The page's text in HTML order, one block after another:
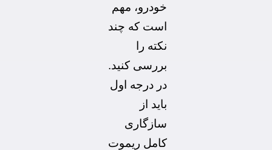
خودرو، مهم
است که چند
نکته را
بررسی کنید.
در درجه اول
باید از
سازگاری
کامل ریموت